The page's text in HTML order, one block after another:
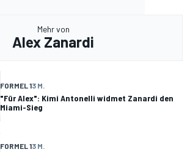
Mehr von
Alex Zanardi
FORMEL 13 M.
"Für Alex": Kimi Antonelli widmet Zanardi den
Miami-Sieg
FORMEL 13 M.